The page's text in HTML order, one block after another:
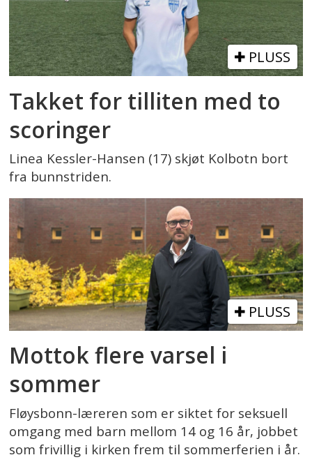
PLUSS
Takket for tilliten med to
scoringer
Linea Kessler-Hansen (17) skjøt Kolbotn bort
fra bunnstriden.
PLUSS
Mottok flere varsel i
sommer
Fløysbonn-læreren som er siktet for seksuell
omgang med barn mellom 14 og 16 år, jobbet
som frivillig i kirken frem til sommerferien i år.